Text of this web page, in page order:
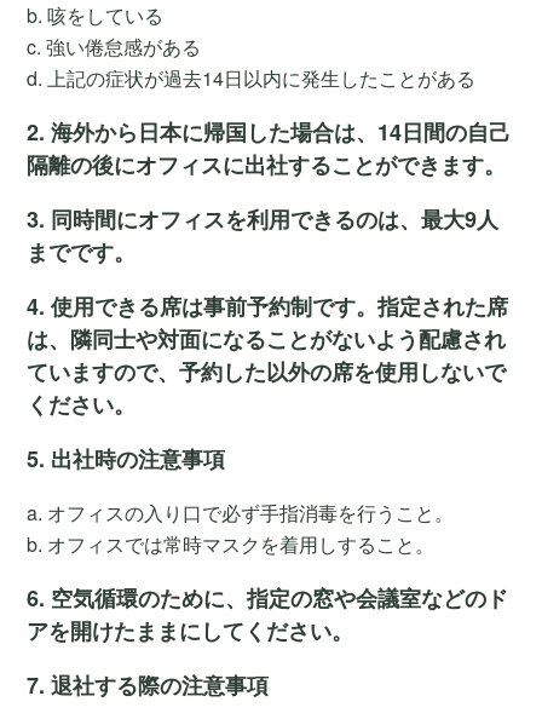
b. 咳をしている
c. 強い倦怠感がある
d. 上記の症状が過去14日以内に発生したことがある
2. 海外から日本に帰国した場合は、14日間の自己
隔離の後にオフィスに出社することができます。
3. 同時間にオフィスを利用できるのは、最大9人
までです。
4. 使用できる席は事前予約制です。指定された席
は、隣同士や対面になることがないよう配慮され
ていますので、予約した以外の席を使用しないで
ください。
5. 出社時の注意事項
a. オフィスの入り口で必ず手指消毒を行うこと。
b. オフィスでは常時マスクを着用しすること。
6. 空気循環のために、指定の窓や会議室などのド
アを開けたままにしてください。
7. 退社する際の注意事項